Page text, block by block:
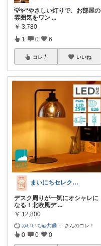
💡✨“やさしい灯りで、お部屋の
雰囲気をワン ...
￥ 3,780
1 0 6
コレ いいね
まいにちセレクトdays
デスク周りが一気にオシャレに
なる！北欧風デ ...
￥ 12,800
みいいち@共働 さんのコレ！
0 0 0